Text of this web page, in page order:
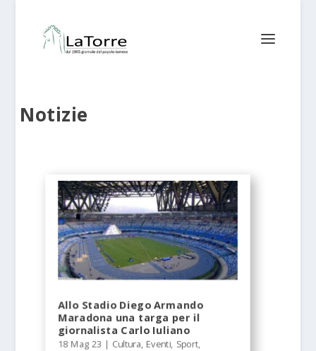
Notizie
Allo Stadio Diego Armando
Maradona una targa per il
giornalista Carlo Iuliano
18 Mag 23 | Cultura, Eventi, Sport,